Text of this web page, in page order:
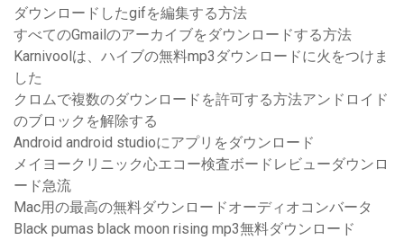
ダウンロードしたgifを編集する方法
すべてのGmailのアーカイブをダウンロードする方法
Karnivoolは、ハイブの無料mp3ダウンロードに火をつけま
した
クロムで複数のダウンロードを許可する方法アンドロイド
のブロックを解除する
Android android studioにアプリをダウンロード
メイヨークリニック心エコー検査ボードレビューダウンロ
ード急流
Mac用の最高の無料ダウンロードオーディオコンバータ
Black pumas black moon rising mp3無料ダウンロード